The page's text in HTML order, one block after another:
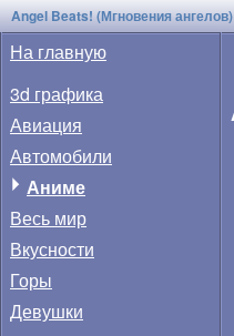
Angel Beats! (Мгновения
На главную
3d графика
Авиация
Автомобили
Аниме
Весь мир
Вкусности
Горы
Девушки